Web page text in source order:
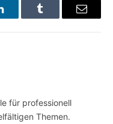
Tumblr Email
für professionell
Themen.